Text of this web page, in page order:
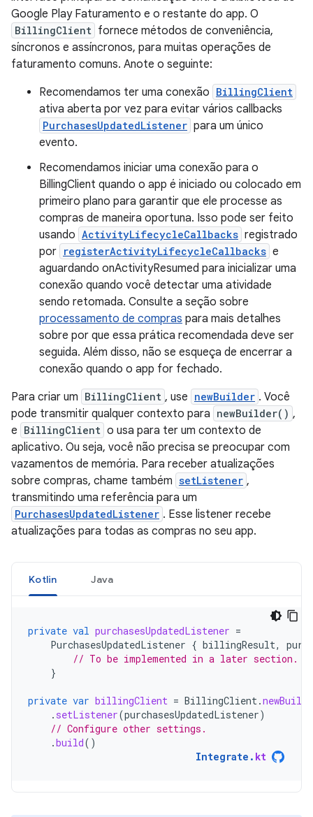
Google Play Faturamento e o restante do app. O
BillingClient fornece métodos de conveniência,
síncronos e assíncronos, para muitas operações de
faturamento comuns. Anote o seguinte:
Recomendamos ter uma conexão BillingClient
ativa aberta por vez para evitar vários callbacks
PurchasesUpdatedListener para um único
evento.
Recomendamos iniciar uma conexão para o
BillingClient quando o app é iniciado ou colocado em
primeiro plano para garantir que ele processe as
compras de maneira oportuna. Isso pode ser feito
usando ActivityLifecycleCallbacks registrado
por registerActivityLifecycleCallbacks e
aguardando onActivityResumed para inicializar uma
conexão quando você detectar uma atividade
sendo retomada. Consulte a seção sobre
processamento de compras para mais detalhes
sobre por que essa prática recomendada deve ser
seguida. Além disso, não se esqueça de encerrar a
conexão quando o app for fechado.
Para criar um BillingClient , use newBuilder . Você
pode transmitir qualquer contexto para newBuilder() ,
e BillingClient o usa para ter um contexto de
aplicativo. Ou seja, você não precisa se preocupar com
vazamentos de memória. Para receber atualizações
sobre compras, chame também setListener ,
transmitindo uma referência para um
PurchasesUpdatedListener . Esse listener recebe
atualizações para todas as compras no seu app.
Kotlin Java
private val purchasesUpdatedListener =
PurchasesUpdatedListener { billingResult,
// To be implemented in a later section.
}
private var billingClient = BillingClient.
. setListener(purchasesUpdatedListener)
// Configure other settings.
.build()
Integrate . kt